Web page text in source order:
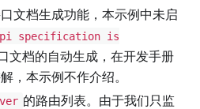
文档生成功能，本示例中未启
specification is
文档的自动生成，在开发手册
，本示例不作介绍。
的路由列表。由于我们只监